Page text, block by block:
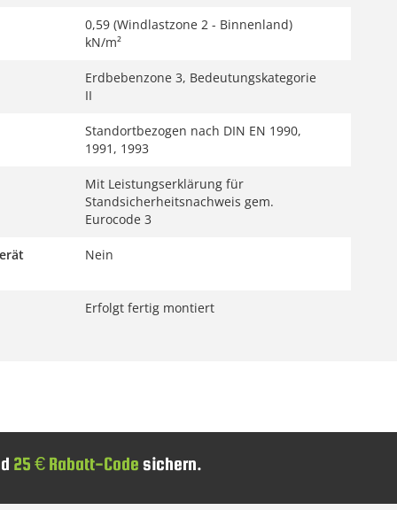
0,59 (Windlastzone 2 - Binnenland)
kN/m²
Erdbebenzone 3, Bedeutungskategorie
II
Standortbezogen nach DIN EN 1990,
1991, 1993
Mit Leistungserklärung für
Standsicherheitsnachweis gem.
Eurocode 3
Nein
Erfolgt fertig montiert
25 € Rabatt-Code sichern.